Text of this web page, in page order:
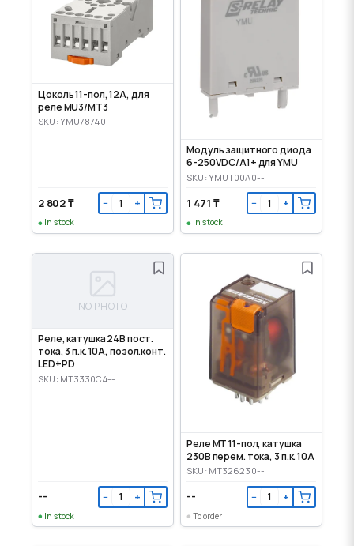
Цоколь 11-пол, 12А, для
реле MU3/MT3
SKU: YMU78740--
2 802 ₸ − +
In stock
Модуль защитного диода
6-250VDC/A1+ для YMU
SKU: YMUT00A0--
1 471 ₸ − +
In stock
NO PHOTO
Реле, катушка 24В пост.
тока, 3 п.к. 10А, позол.конт.
LED+PD
SKU: MT3330C4--
-- − +
In stock
Реле MT 11-пол, катушка
230В перем. тока, 3 п.к. 10А
SKU: MT326230--
-- − +
To order